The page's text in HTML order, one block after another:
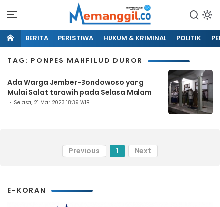
BERITA PERISTIWA HUKUM & KRIMINAL POLITIK
TAG: PONPES MAHFILUD DUROR
Ada Warga Jember-Bondowoso yang
Mulai Salat tarawih pada Selasa Malam
Selasa, 21 Mar 2023 18:39 WIB
Previous 1 Next
E-KORAN